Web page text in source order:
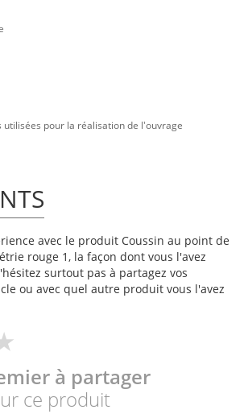
utilisées pour la réalisation de l'ouvrage
avec le produit Coussin au point de
rouge 1, la façon dont vous l'avez
surtout pas à partagez vos
ou avec quel autre produit vous l'avez
à partager
ce produit